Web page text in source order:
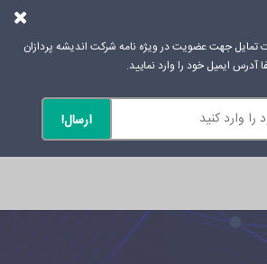
تمایل جهت عضویت در ویژه نامه شرکت اندیشه پردازان
آدرس ایمیل خود را وارد نمایید.